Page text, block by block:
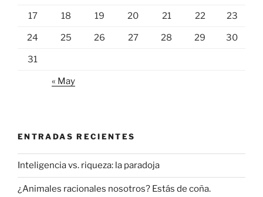
17 18 19 20 21 22 23
24 25 26 27 28 29 30
31
« May
ENTRADAS RECIENTES
Inteligencia vs. riqueza: la paradoja
¿Animales racionales nosotros? Estás de coña.